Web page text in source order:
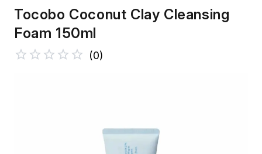
Tocobo Coconut Clay Cleansing
Foam 150ml
(0)